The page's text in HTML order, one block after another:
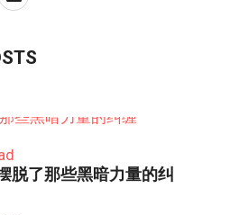
脱了那些黑暗力量的纠